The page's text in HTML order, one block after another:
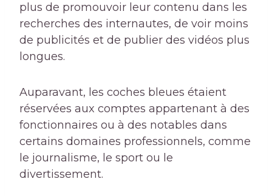
plus de promouvoir leur contenu dans les
recherches des internautes, de voir moins
de publicités et de publier des vidéos plus
longues.
Auparavant, les coches bleues étaient
réservées aux comptes appartenant à des
fonctionnaires ou à des notables dans
certains domaines professionnels, comme
le journalisme, le sport ou le
divertissement.